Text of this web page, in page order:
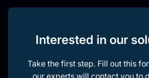
Interested in our
Take the first step. Fill out this
our experts will contact you to